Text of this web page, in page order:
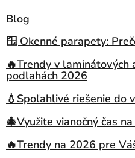
Blog
🪟 Okenné parapety:
🔥Trendy v laminátových
podlahách 2026
💧Spoľahlivé riešenie do
🎄Využite vianočný čas
🔥Trendy na 2026 pre